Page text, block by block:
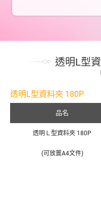
透明L型
透明L型資料夾 180P
品名
透明Ｌ型資料夾 180P
(可放置A4文件)